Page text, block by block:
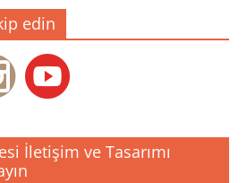
edin
İletişim ve Tasarımı